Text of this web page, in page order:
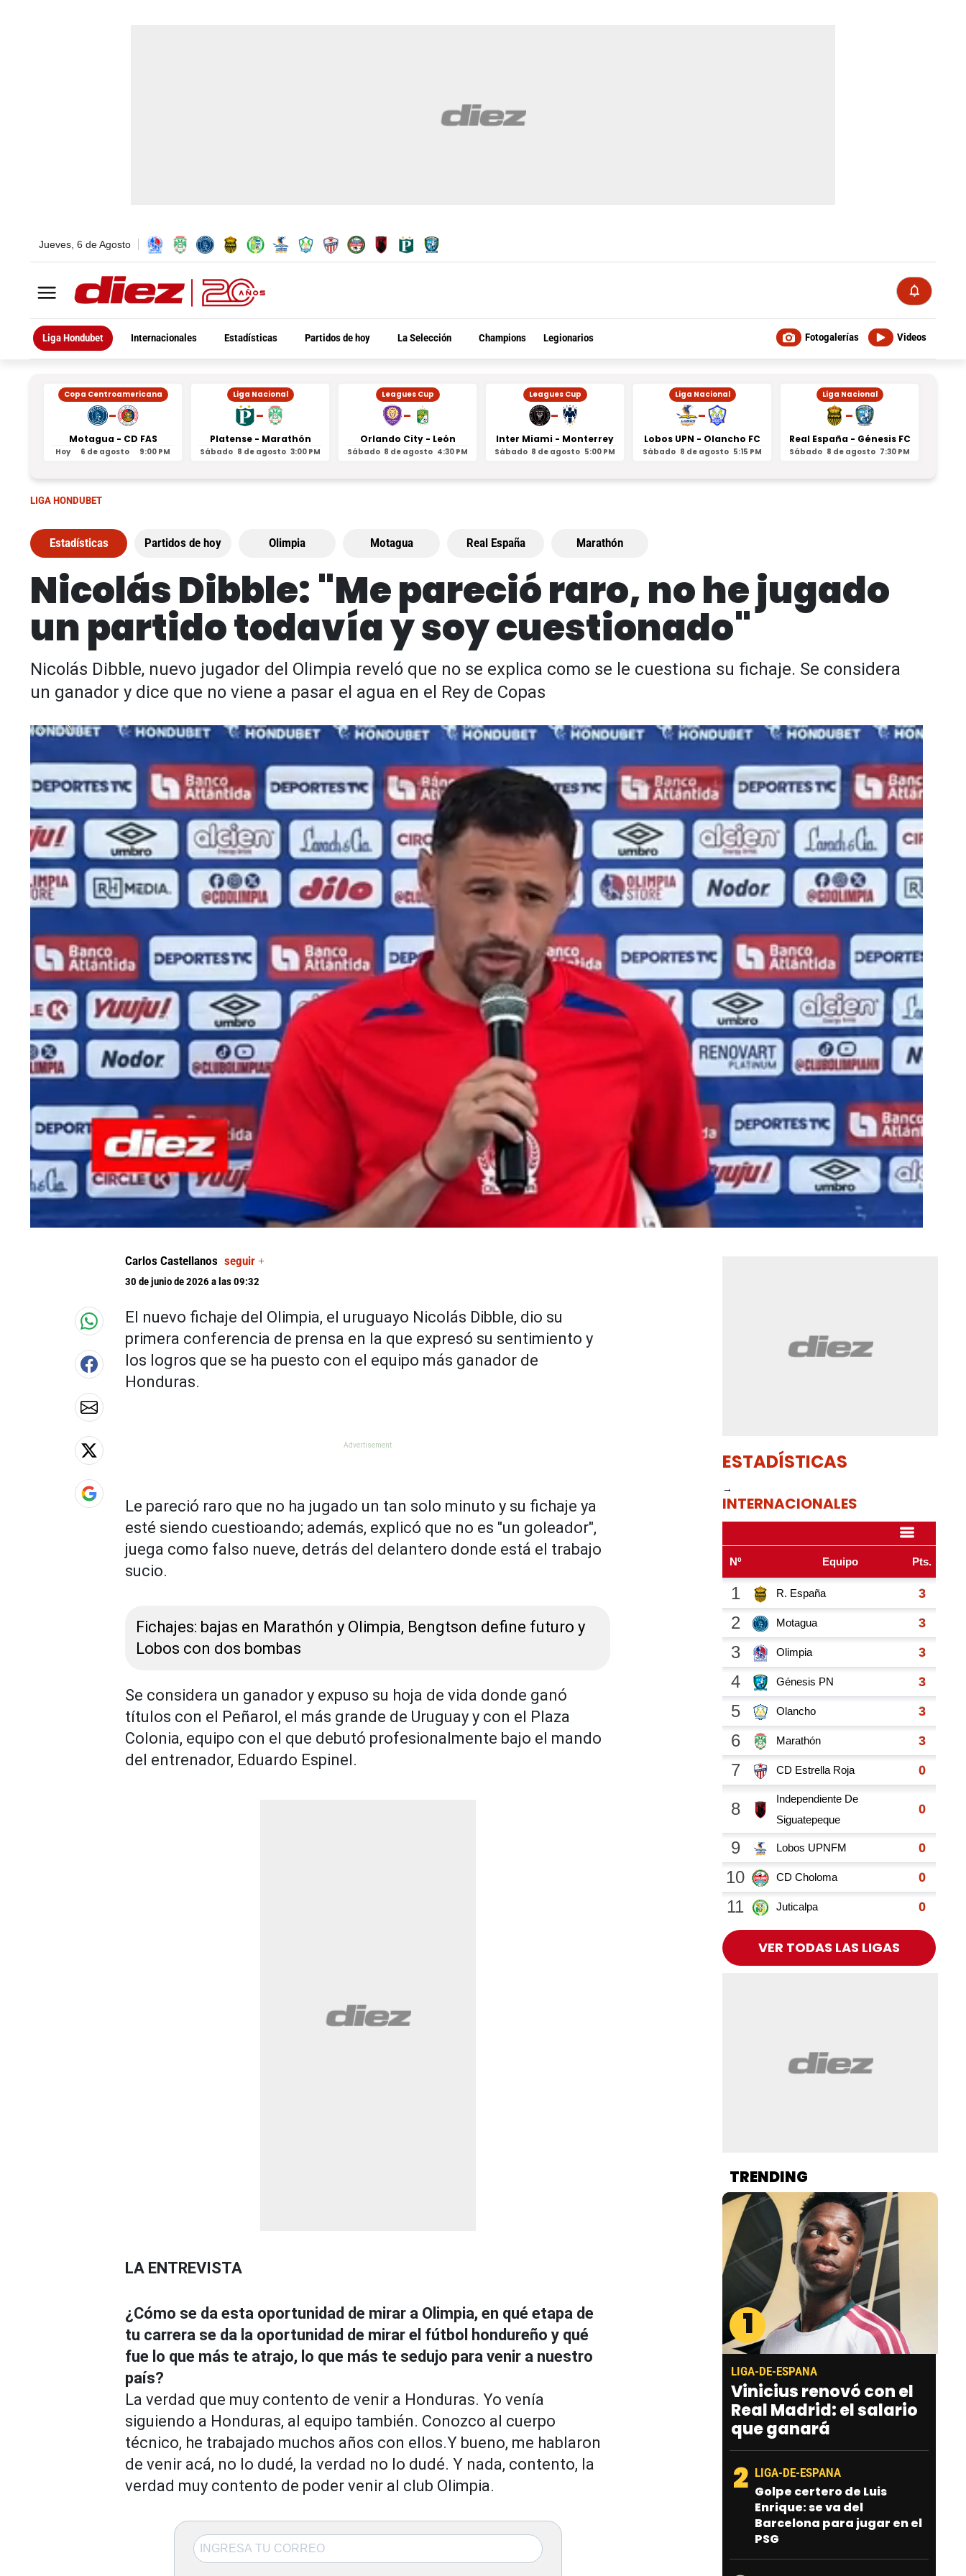
Jueves, 6 de Agosto
Liga Hondubet Internacionales Estadísticas Partidos de hoy La Selección Champions Legionarios Videos
Fotogalerías
Copa Centroamericana
-
Motagua - CD FAS
Hoy 6 de agosto 9:00 PM
Liga Nacional
-
Platense - Marathón
Sábado 8 de agosto 3:00 PM
Leagues Cup
-
Orlando City - León
Sábado 8 de agosto 4:30 PM
Leagues Cup
-
Inter Miami - Monterrey
Sábado 8 de agosto 5:00 PM
Liga Nacional
-
Lobos UPN - Olancho FC
Sábado 8 de agosto 5:15 PM
Liga Nacional
-
Real España - Génesis FC
Sábado 8 de agosto 7:30 PM
LIGA HONDUBET
Estadísticas Partidos de hoy Olimpia Motagua Real España Marathón
Nicolás Dibble: "Me pareció raro, no he jugado
un partido todavía y soy cuestionado"
Nicolás Dibble, nuevo jugador del Olimpia reveló que no se explica como se le cuestiona su fichaje. Se considera
un ganador y dice que no viene a pasar el agua en el Rey de Copas
X
Carlos Castellanos seguir +
30 de junio de 2026 a las 09:32
El nuevo fichaje del Olimpia, el uruguayo Nicolás Dibble, dio su
primera conferencia de prensa en la que expresó su sentimiento y
los logros que se ha puesto con el equipo más ganador de
Honduras.
Le pareció raro que no ha jugado un tan solo minuto y su fichaje ya
esté siendo cuestioando; además, explicó que no es "un goleador",
juega como falso nueve, detrás del delantero donde está el trabajo
sucio.
Fichajes: bajas en Marathón y Olimpia, Bengtson define futuro y
Lobos con dos bombas
Se considera un ganador y expuso su hoja de vida donde ganó
títulos con el Peñarol, el más grande de Uruguay y con el Plaza
Colonia, equipo con el que debutó profesionalmente bajo el mando
del entrenador, Eduardo Espinel.
LA ENTREVISTA
¿Cómo se da esta oportunidad de mirar a Olimpia, en qué etapa de
tu carrera se da la oportunidad de mirar el fútbol hondureño y qué
fue lo que más te atrajo, lo que más te sedujo para venir a nuestro
país?
La verdad que muy contento de venir a Honduras. Yo venía
siguiendo a Honduras, al equipo también. Conozco al cuerpo
técnico, he trabajado muchos años con ellos.Y bueno, me hablaron
de venir acá, no lo dudé, la verdad no lo dudé. Y nada, contento, la
verdad muy contento de poder venir al club Olimpia.
ESTADÍSTICAS
→
INTERNACIONALES
VER TODAS LAS LIGAS
TRENDING
1
LIGA-DE-ESPANA
Vinicius renovó con el
Real Madrid: el salario
que ganará
2 LIGA-DE-ESPANA
Golpe certero de Luis
Enrique: se va del
Barcelona para jugar en el
PSG